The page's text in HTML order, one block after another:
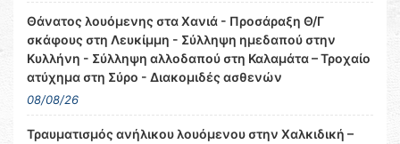
Θάνατος λουόμενης στα Χανιά - Προσάραξη Θ/Γ
σκάφους στη Λευκίμμη - Σύλληψη ημεδαπού στην
Κυλλήνη - Σύλληψη αλλοδαπού στη Καλαμάτα – Τροχαίο
ατύχημα στη Σύρο - Διακομιδές ασθενών
08/08/26
Τραυματισμός ανήλικου λουόμενου στην Χαλκιδική –